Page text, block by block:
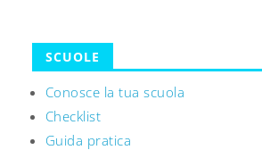
SCUOLE
Conosce la tua scuola
Checklist
Guida pratica